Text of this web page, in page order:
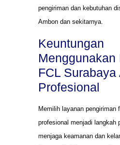
pengiriman dan kebutuhan
Ambon dan sekitarnya.
Keuntungan
Menggunakan
FCL Surabaya
Profesional
Memilih layanan pengiriman
profesional menjadi langkah
menjaga keamanan dan